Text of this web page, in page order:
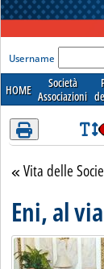
'Modulo
Username
HOME
Società
Associazioni
Torna alla sezione
Vita delle
Eni, al